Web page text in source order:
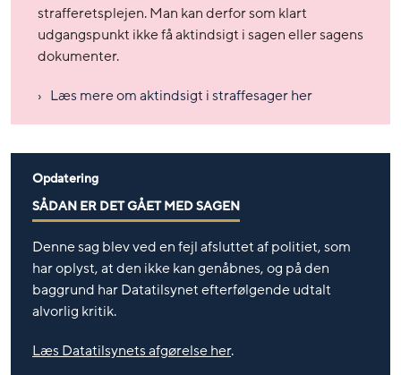
strafferetsplejen. Man kan derfor som klart
udgangspunkt ikke få aktindsigt i sagen eller sagens
dokumenter.
Læs mere om aktindsigt i straffesager her
Opdatering
SÅDAN ER DET GÅET MED SAGEN
Denne sag blev ved en fejl afsluttet af politiet, som
har oplyst, at den ikke kan genåbnes, og på den
baggrund har Datatilsynet efterfølgende udtalt
alvorlig kritik.
Læs Datatilsynets afgørelse her.